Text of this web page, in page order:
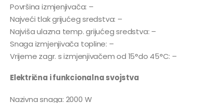
Površina izmjenjivača: –
Najveći tlak grijućeg sredstva: –
Najviša ulazna temp. grijućeg sredstva: –
Snaga izmjenjivača topline: –
Vrijeme zagr. s izmjenjivačem od 15°do 45°C: –
Električna i funkcionalna svojstva
Nazivna snaga: 2000 W